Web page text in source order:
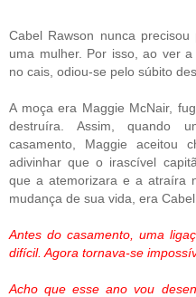
Cabel Rawson nunca
uma mulher. Por isso, ao ver
no cais, odiou-se pelo súbito
A moça era Maggie McNair,
destruíra. Assim, quando
casamento, Maggie aceitou
adivinhar que o irascível
que a atemorizara e a atraíra
mudança de sua vida, era
Antes do casamento, uma
difícil. Agora tornava-se
Acho que esse ano vou